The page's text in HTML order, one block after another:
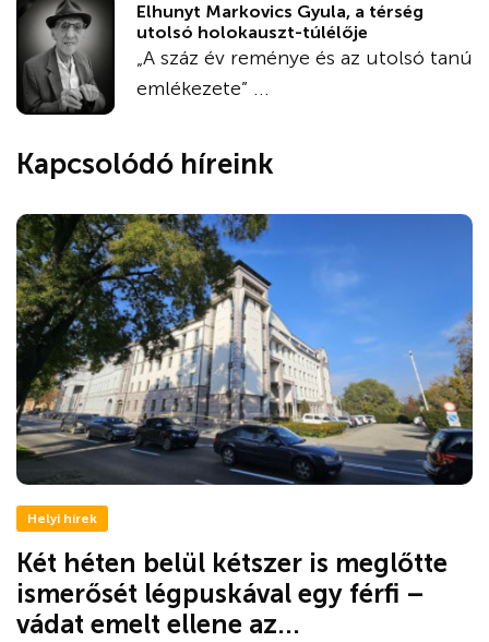
Elhunyt Markovics Gyula, a térség
utolsó holokauszt-túlélője
„A száz év reménye és az utolsó tanú
emlékezete” ...
Kapcsolódó híreink
Helyi hírek
Két héten belül kétszer is meglőtte
ismerősét légpuskával egy férfi –
vádat emelt ellene az...